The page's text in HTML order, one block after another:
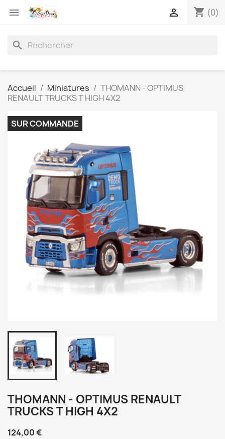
 shopping_cart (0)

search
Accueil Miniatures
THOMANN - OPTIMUS
RENAULT TRUCKS T HIGH 4X2
SUR COMMANDE
THOMANN - OPTIMUS RENAULT
TRUCKS T HIGH 4X2
124,00 €